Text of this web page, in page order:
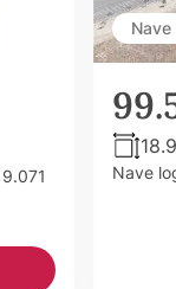
Nave
Nave